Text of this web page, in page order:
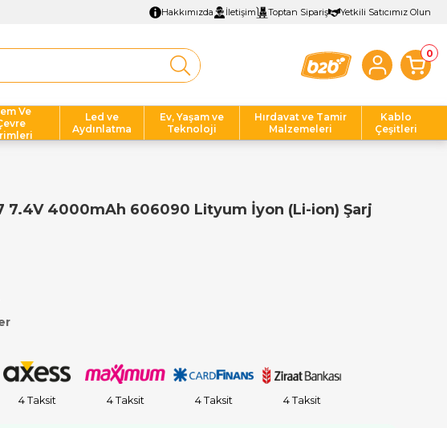
Hakkımızda İletişim Toptan Sipariş Yetkili Satıcımız Olun
0
Ve
Led ve
Aydınlatma
Ev, Yaşam ve
Teknoloji
Hırdavat ve Tamir
Malzemeleri
Kablo
Çeşitleri
7.4V 4000mAh 606090 Lityum İyon (Li-ion) Şarj
4 Taksit 4 Taksit 4 Taksit 4 Taksit